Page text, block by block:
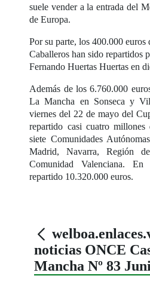
suele vender a la entrada del
de Europa.
Por su parte, los 400.000
Caballeros han sido repartidos
Fernando Huertas Huertas en
Además de los 6.760.000
La Mancha en Sonseca y
viernes del 22 de mayo del
repartido casi cuatro
siete Comunidades
Madrid, Navarra, Región
Comunidad Valenciana.
repartido 10.320.000 euros.
noticias ONCE
Mancha Nº 83